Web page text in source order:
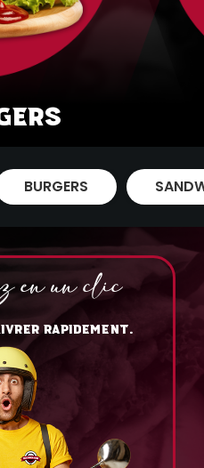
BURGERS
en un clic
RAPIDEMENT.